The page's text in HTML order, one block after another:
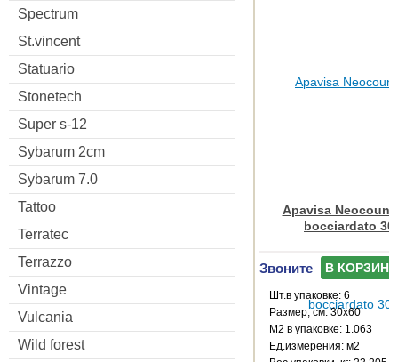
Spectrum
St.vincent
Statuario
Stonetech
Super s-12
Sybarum 2cm
Sybarum 7.0
Tattoo
Terratec
Terrazzo
Vintage
Vulcania
Wild forest
Apavisa
bocciardato
Звоните В КОРЗИНУ
Шт.в упаковке: 6
Размер, см: 30x60
М2 в упаковке: 1.063
Ед.измерения: м2